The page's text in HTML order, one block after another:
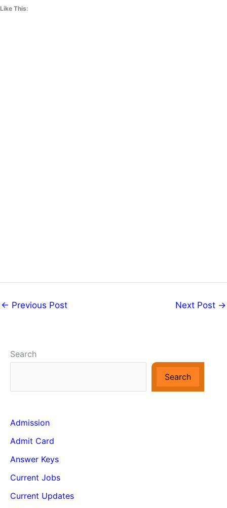
Like This:
← Previous Post Next Post →
Search
Search
Admission
Admit Card
Answer Keys
Current Jobs
Current Updates